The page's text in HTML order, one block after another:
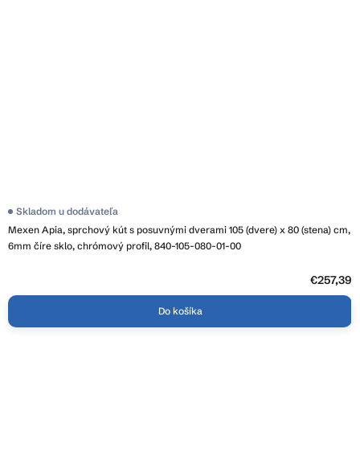
Mexen Apia, sprchový kút s posuvnými dverami 105 (dvere) x 80 (stena) cm,
6mm číre sklo, chrómový profil, 840-105-080-01-00
Skladom u dodávateľa
€257,39
Do košíka